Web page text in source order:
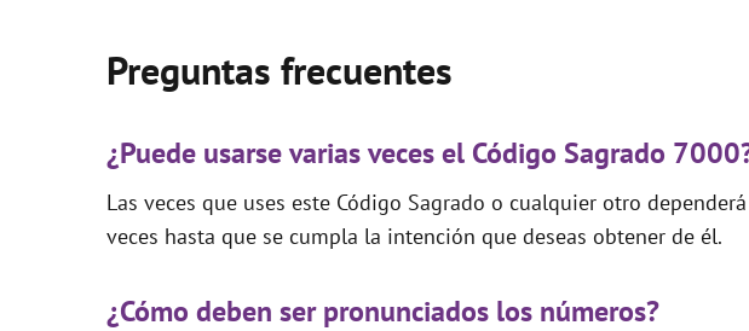
Preguntas frecuentes
¿Puede usarse varias veces el Código Sagrado
Las veces que uses este Código Sagrado o cualquier otro
veces hasta que se cumpla la intención que deseas obtener de él.
¿Cómo deben ser pronunciados los números?